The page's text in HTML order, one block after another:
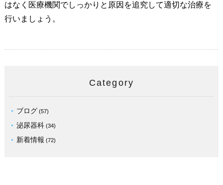
はなく医療機関でしっかりと原因を追究して適切な治療を
行いましょう。
Category
ブログ (57)
泌尿器科(34)
新着情報 (72)